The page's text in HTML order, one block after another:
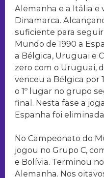
Alemanha e a Itália e
Dinamarca.
suficiente para
Mundo de 1990 a
a Bélgica, Uruguai e
zero com o Uruguai,
venceu a Bélgica por
o 1º lugar no grupo
final. Nesta fase a
Espanha foi
No Campeonato do
jogou no Grupo C,
e Bolívia. Terminou
Alemanha. Nos